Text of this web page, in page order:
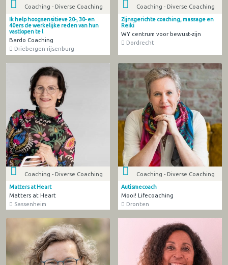
Coaching - Diverse Coaching
Ik help hoogsensitieve 20-, 30- en
40ers de werkelijke reden van hun
vastlopen te l
Bardo Coaching
Driebergen-rijsenburg
Coaching - Diverse Coaching
Zijnsgerichte coaching, massage en
Reiki
WY centrum voor bewust-zijn
Dordrecht
Coaching - Diverse Coaching
Matters at Heart
Matters at Heart
Sassenheim
Coaching - Diverse Coaching
Autismecoach
Mooi! Lifecoaching
Dronten